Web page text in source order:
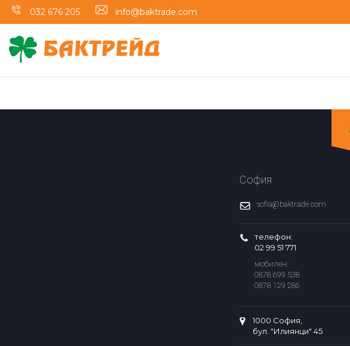
032 676 205 info@baktrade.com
София
sofia@baktrade.com
телефон:
02 99 51 771
мобилен:
0878 699 538
0878 129 286
1000 София,
бул. "Илиянци" 45